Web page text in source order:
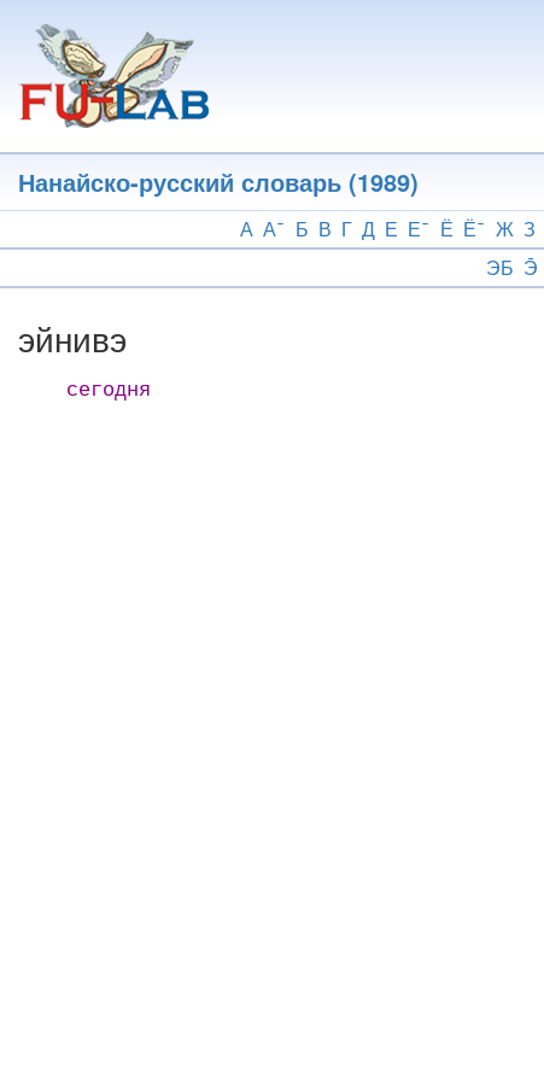
основному
содержанию
Нанайско-русский словарь (1989)
А А Б В Г Д Е Е Ё Ё Ж З
ЭБ Э̄
эйнивэ
сегодня